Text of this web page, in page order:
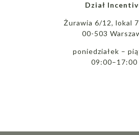
Dział
Żurawia 6/12, lokal
00-503
poniedziałek –
09:00–17:00